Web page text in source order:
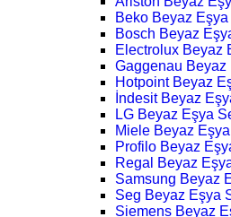
Beko Beyaz
Bosch Beyaz
Electrolux Beyaz
Gaggenau Beyaz
Hotpoint Beyaz
İndesit Beyaz
LG Beyaz Eşya
Miele Beyaz
Profilo Beyaz
Regal Beyaz
Samsung Beyaz
Seg Beyaz Eşya
Siemens Beyaz